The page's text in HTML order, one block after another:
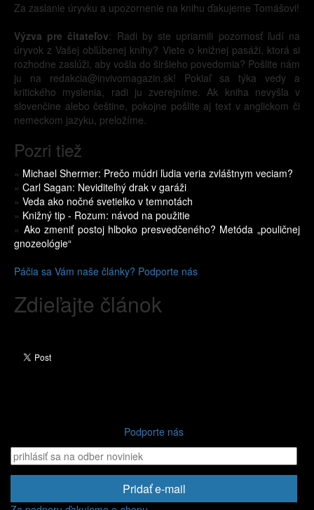
Za zaslanie úryvku a upozornenie na knihu ďakujeme Tomášovi!
Výzva pre čitateľov: Radi by ste upriamili pozornosť ľudí na
úryvok z Vašej obľúbenej knihy? Viete o knižnej pasáži, ktorá si
rozhodne zaslúži, aby vošla do širšieho povedomia? Pošlite nám
ju na redakcia@invivomagazin.sk! Pokiaľ sa týka vedy a
kritického myslenia, radi ju zverejníme. Ak kniha nevyšla v
slovenčine alebo češtine, pokojne pošlite aj text v anglickom či
nemeckom jazyku, preložíme.
Pozri tiež
» Michael Shermer: Prečo múdri ľudia veria zvláštnym veciam?
» Carl Sagan: Neviditeľný drak v garáži
» Veda ako nočné svetielko v temnotách
» Knižný tip - Rozum: návod na použitie
» Ako zmeniť postoj hlboko presvedčeného? Metóda „pouličnej
gnozeológie“
Páčia sa Vám naše články? Podporte nás
Zdieľajte článok
Podporte nás
Pridať e-mail